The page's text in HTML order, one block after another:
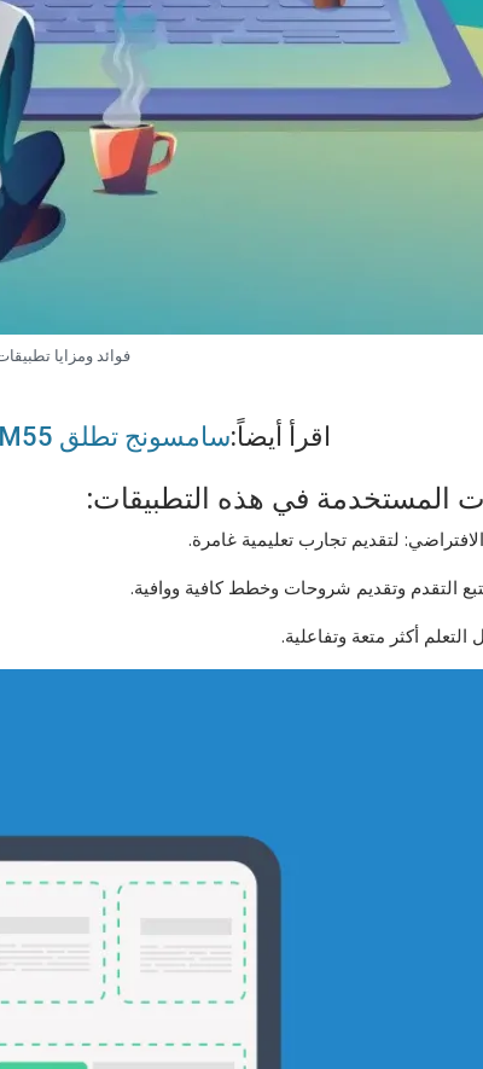
فوائد ومزايا
اقرأ أيضاً:سامسونج تطلق Galaxy M55 بمميزات متقدمة وسعر تنافسي
المستخدمة في هذه التطبيقات: